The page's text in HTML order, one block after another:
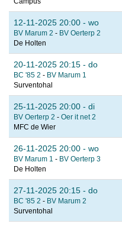
12-11-2025 20:00 - wo
BV Marum 2 - BV Oerterp 2
De Holten
20-11-2025 20:15 - do
BC '85 2 - BV Marum 1
Surventohal
25-11-2025 20:00 - di
BV Oerterp 2 - Oer it net 2
MFC de Wier
26-11-2025 20:00 - wo
BV Marum 1 - BV Oerterp 3
De Holten
27-11-2025 20:15 - do
BC '85 2 - BV Marum 2
Surventohal